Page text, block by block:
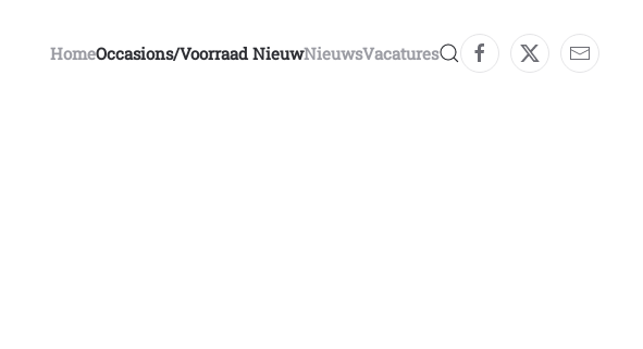
HomeOccasions/voorraad NieuwNieuwsVacatures